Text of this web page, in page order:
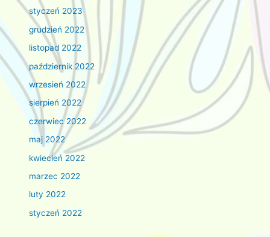
styczeń 2023
grudzień 2022
listopad 2022
październik 2022
wrzesień 2022
sierpień 2022
czerwiec 2022
maj 2022
kwiecień 2022
marzec 2022
luty 2022
styczeń 2022